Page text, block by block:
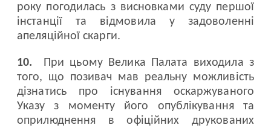
року погодилась з висновками суду першої
інстанції та відмовила у задоволенні
апеляційної скарги.
10. При цьому Велика Палата виходила з
того, що позивач мав реальну можливість
дізнатись про існування оскаржуваного
Указу з моменту його опублікування та
оприлюднення в офіційних друкованих